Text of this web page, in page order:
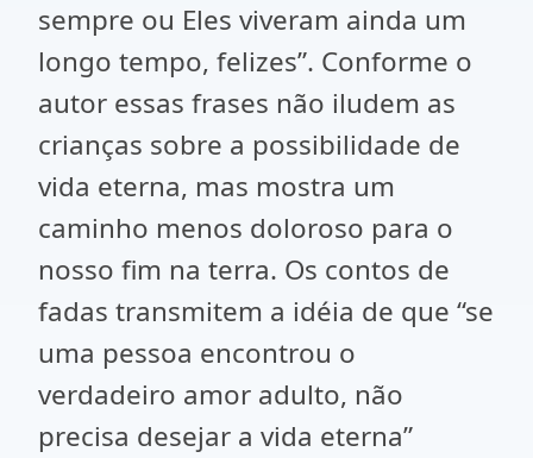
sempre ou Eles viveram ainda um
longo tempo, felizes”. Conforme o
autor essas frases não iludem as
crianças sobre a possibilidade de
vida eterna, mas mostra um
caminho menos doloroso para o
nosso fim na terra. Os contos de
fadas transmitem a idéia de que “se
uma pessoa encontrou o
verdadeiro amor adulto, não
precisa desejar a vida eterna”